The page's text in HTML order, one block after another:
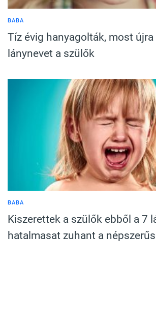
BABA
Tíz évig hanyagolták, most
lánynevet a szülők
BABA
Kiszerettek a szülők ebből a 7
hatalmasat zuhant a